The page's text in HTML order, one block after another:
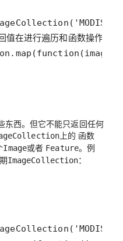
东西。但它不能只返回任何
上的 函数
Image或者 Feature。例
ImageCollection：